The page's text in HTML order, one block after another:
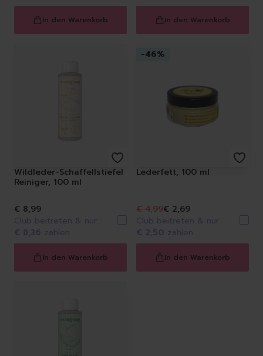
In den Warenkorb In den Warenkorb
Wildleder-Schaffellstiefel
Reiniger, 100 ml
€ 8,99
In den Warenkorb
-46%
Lederfett, 100 ml
€ 4,99€ 2,69
In den Warenkorb